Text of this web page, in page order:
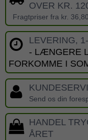
OVER KR.
Fragtpriser fra kr.
LEVERING,
- LÆNGERE
FORKOMME I
Send os din
HANDEL
ÅRET